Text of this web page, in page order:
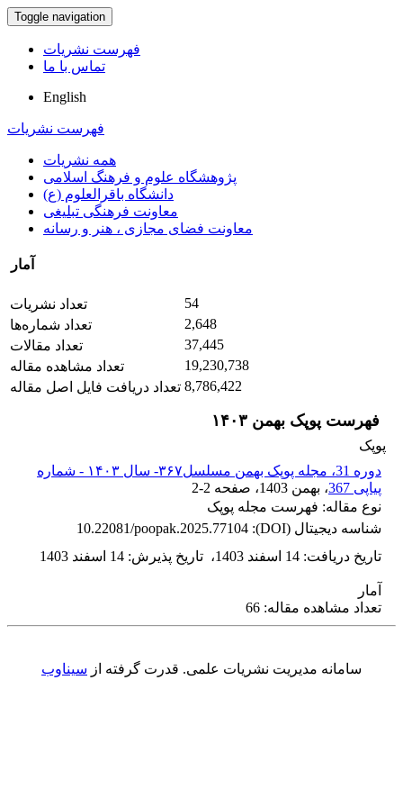
Toggle navigation
فهرست نشریات
تماس با ما
English
فهرست نشریات
همه نشریات
پژوهشگاه علوم و فرهنگ اسلامی
دانشگاه باقرالعلوم (ع)
معاونت فرهنگی تبلیغی
معاونت فضای مجازی ، هنر و رسانه
آمار
تعداد نشریات
54
تعداد شماره‌ها
2,648
تعداد مقالات
37,445
تعداد مشاهده مقاله
19,230,738
تعداد دریافت فایل اصل مقاله 8,786,422
فهرست پوپک بهمن ۱۴۰۳
پوپک
دوره 31، مجله پوپک بهمن مسلسل۳۶۷- سال ۱۴۰۳ - شماره
پیاپی 367
، بهمن 1403 ، صفحه 2-2
نوع مقاله: فهرست مجله پوپک
شناسه دیجیتال (DOI):
10.22081/poopak.2025.77104
تاریخ دریافت: 14 اسفند 1403 ، تاریخ پذیرش: 14 اسفند 1403
آمار
تعداد مشاهده مقاله: 66
سامانه مدیریت نشریات علمی. قدرت گرفته از سیناوب